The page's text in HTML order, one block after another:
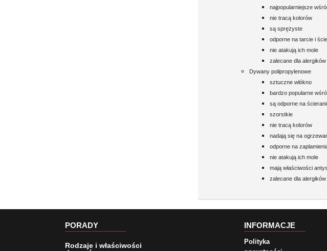
najpopularniejsze
nie tracą kolorów
są sprężyste
odporne na tarcie i
nie atakują ich mole
zalecane dla alergików
Dywany polipropylenowe
sztuczne włókno
bardzo popularne
są odporne na
szorstkie
nie tracą kolorów
nadają się na
odporne na
nie atakują ich mole
mają właściwości
zalecane dla alergików
PORADY
Rodzaje i właściwości
INFORMACJE
Polityka